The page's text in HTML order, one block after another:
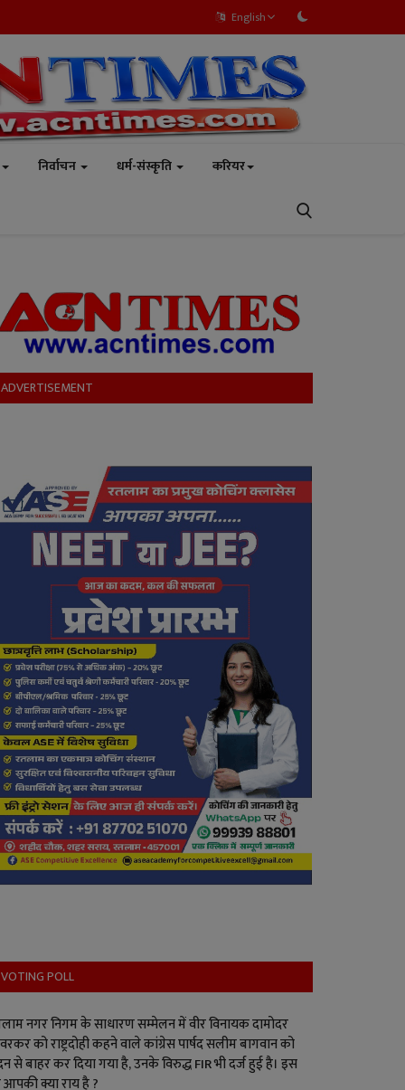
English
निर्वाचन धर्म-संस्कृति करियर
ADVERTISEMENT
VOTING POLL
नगर निगम के साधारण सम्मेलन में वीर विनायक दामोदर
को राष्ट्रदोही कहने वाले कांग्रेस पार्षद सलीम बागवान को
से बाहर कर दिया गया है, उनके विरुद्ध FIR भी दर्ज हुई है। इस
आपकी क्या राय है ?